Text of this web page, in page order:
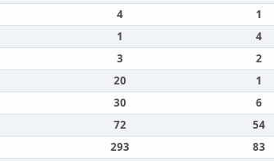
4 1
1 4
3 2
20 1
30 6
72 54
293 83